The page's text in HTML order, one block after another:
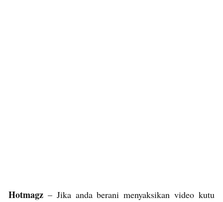
Hotmagz – Jika anda berani menyaksikan video kutu